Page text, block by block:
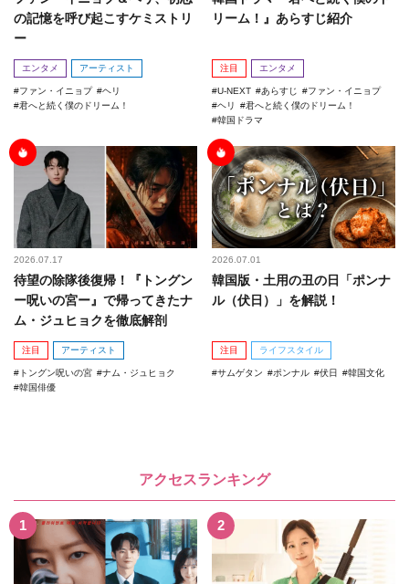
の記憶を呼び起こすケミストリ
ー
エンタメ アーティスト
ファン・イニョプ
ヘリ
君へと続く僕のドリーム！
リーム！』あらすじ紹介
注目 エンタメ
U-NEXT あらすじ
ファン・イニョプ
ヘリ
君へと続く僕のドリーム！
韓国ドラマ
2026.07.17
待望の除隊後復帰！『トングン
ー呪いの宮ー』で帰ってきたナ
ム・ジュヒョクを徹底解剖
注目 アーティスト
トングン呪いの宮
ナム・ジュヒョク
韓国俳優
2026.07.01
韓国版・土用の丑の日「ポンナ
ル（伏日）」を解説！
注目 ライフスタイル
サムゲタン ポンナル 伏日 韓国文化
アクセスランキング